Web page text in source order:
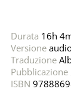
Durata 16h
Versione
Traduzione
Pubblicazione
ISBN